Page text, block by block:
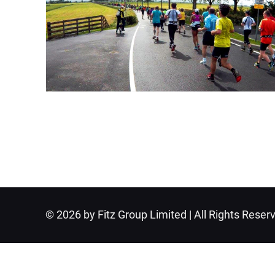
© 2026 by Fitz Group Limited | All Rights